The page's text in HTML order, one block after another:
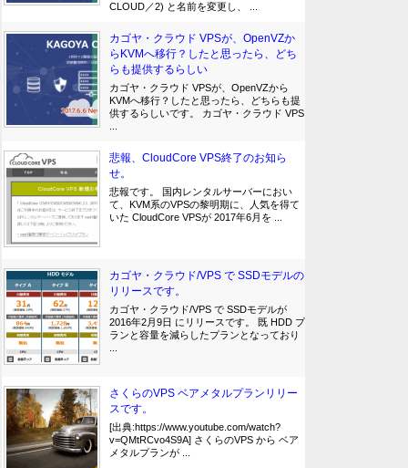
CLOUD／2) と名前を変更し、 ...
カゴヤ・クラウド VPSが、OpenVZか
らKVMへ移行？したと思ったら、どち
らも提供するらしい
カゴヤ・クラウド VPSが、OpenVZから
KVMへ移行？したと思ったら、どちらも提
供するらしいです。 カゴヤ・クラウド VPS
悲報、CloudCore VPS終了のお知ら
せ。
悲報です。 国内レンタルサーバーにおい
て、KVM系のVPSの黎明期に、人気を得て
いた CloudCore VPSが 2017年6月を ...
カゴヤ・クラウド/VPS で SSDモデルの
リリースです。
カゴヤ・クラウド/VPS で SSDモデルが
2016年2月9日 にリリースです。 既 HDD プ
ランと容量を減らしたプランとなっており
さくらのVPS ベアメタルプランリリー
スです。
[出典:https://www.youtube.com/watch?
v=QMtRCvo4S9A] さくらのVPS から ベア
メタルプランが ...